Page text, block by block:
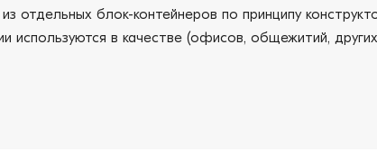
отдельных блок-контейнеров по принципу
используются в качестве (офисов, общежитий,